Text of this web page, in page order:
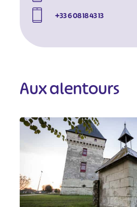
+33 6 08 18 43 13
Aux alentours
# #
#
#